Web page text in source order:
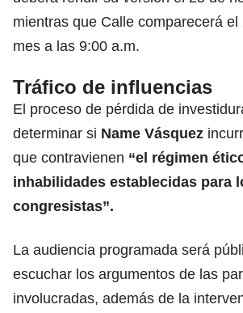
mientras que Calle comparecerá
mes a las 9:00 a.m.
Tráfico de influencias
El proceso de pérdida de
determinar si Name Vásquez
que contravienen “el régimen
inhabilidades establecidas para
congresistas”.
La audiencia programada será
escuchar los argumentos de las
involucradas, además de la